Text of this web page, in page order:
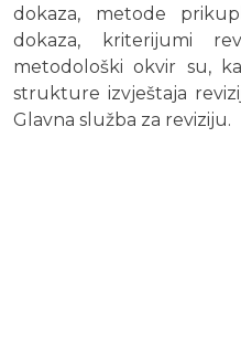
dokaza, metode
dokaza, kriterijumi
metodološki okvir su,
strukture izvještaja
Glavna služba za reviziju.